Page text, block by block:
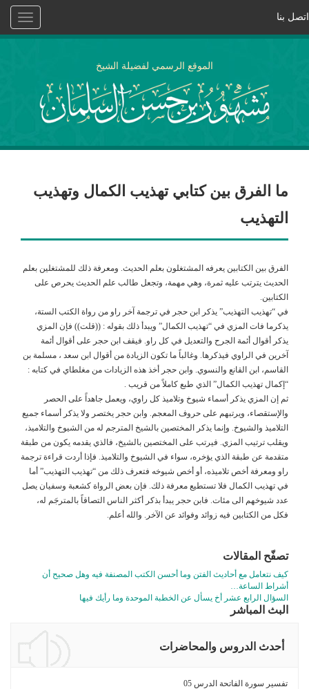
Toggle
اتصل بنا
الموقع الرسمي لفضيلة الشيخ
ما الفرق بين كتابي تهذيب الكمال وتهذيب
التهذيب
الفرق بين الكتابين يعرفه المشتغلون بعلم الحديث. ومعرفة ذلك للمشتغلين بعلم
الحديث يترتب عليه ثمرة، وهي مهمة، وتجعل طالب علم الحديث يحرص على
الكتابين.
في “تهذيب التهذيب” يذكر ابن حجر في ترجمة آخر راو من رواة الكتب الستة،
يذكرما فات المزي في “تهذيب الكمال” ويبدأ ذلك بقوله : ((قلت)) فإن المزي
يذكر أقوال أئمة الجرح والتعديل في كل راو. فيقف ابن حجر على أقوال أئمة
آخرين في الراوي فيذكرها. وغالباً ما تكون الزيادة من أقوال ابن سعد ، مسلمة بن
القاسم، ابن القانع والنسوي. وابن حجر أخذ هذه الزيادات من مغلطاي في كتابه :
“إكمال تهذيب الكمال” الذي طبع كاملاً من قريب .
ثم إن المزي يذكر أسماء شيوخ وتلاميذ كل راوي، ويعمل جاهداً على الحصر
والإستقصاء، ويرتبهم على حروف المعجم. وابن حجر يختصر ولا يذكر أسماء جميع
التلاميذ والشيوخ. وإنما يذكر المختصين بالشيخ المترجم له من الشيوخ والتلاميذ،
ويقلب ترتيب المزي. فيرتب على المختصين بالشيخ، فالذي يقدمه يكون من طبقة
متقدمة عن طبقة الذي يؤخره، سواء في الشيوخ والتلاميذ. فإذا أردت قراءة ترجمة
راو ومعرفة أخص تلاميذه، أو أخص شيوخه فتعرف ذلك من “تهذيب التهذيب” أما
في تهذيب الكمال فلا تستطيع معرفة ذلك. فإن بعض الرواة كشعبة وسفيان يصل
عدد شيوخهم الى مئات. فابن حجر يبدأ بذكر أكثر الناس التصاقاً بالمترجَم له،
فكل من الكتابين فيه زوائد وفوائد عن الآخر. والله أعلم.
تصفّح المقالات
كيف نتعامل مع أحاديث الفتن وما أحسن الكتب المصنفة فيه وهل صحيح أن
أشراط الساعة…
السؤال الرابع عشر أخ يسأل عن الخطبة الموحدة وما رأيك فيها
البث المباشر
أحدث الدروس والمحاضرات
تفسير سورة الفاتحة الدرس 05